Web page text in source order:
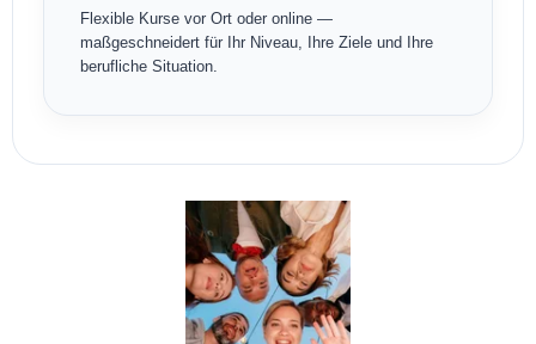
Flexible Kurse vor Ort oder online —
maßgeschneidert für Ihr Niveau, Ihre Ziele und Ihre
berufliche Situation.